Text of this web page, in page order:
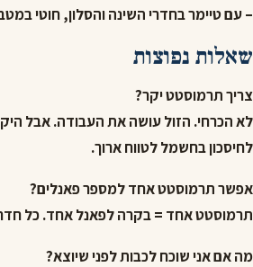
– עם טיימר בחדרי השינה והסלון, חוטי
שאלות נפוצות
צריך תרמוסטט יקר?
לא הכרחי. הזול עושה את העבודה. אבל
לחיסכון בחשמל לטווח ארוך.
אפשר תרמוסטט אחד למספר פאנלים?
תרמוסטט אחד = בקרה לפאנל אחד. כל
מה אם אני שוכח לכבות לפני שיוצא?